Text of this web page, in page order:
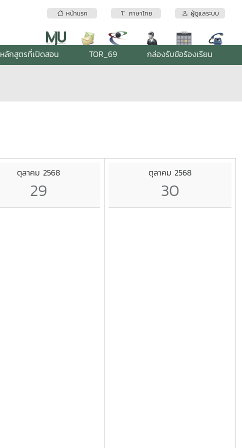
หน้าแรก ภาษาไทย ผู้ดูแลระบบ
หลักสูตรที่เปิดสอน TOR_69 กล่องรับข้อร้องเรียน
ตุลาคม 2568
29
ตุลาคม 2568
30